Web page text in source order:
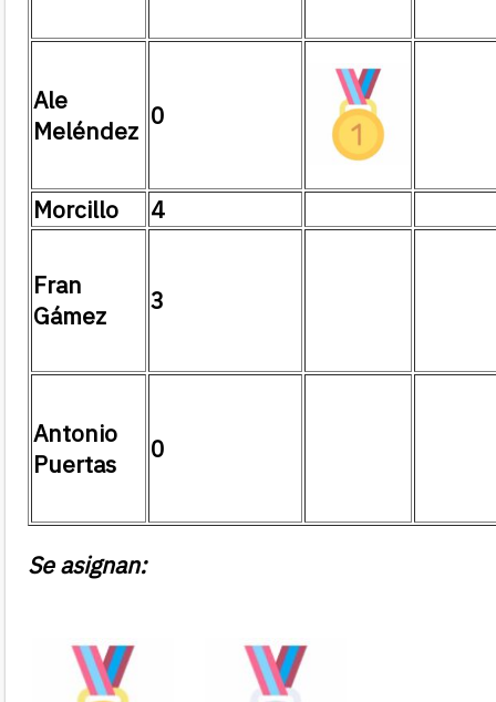
Ale
Meléndez 0
Morcillo 4
Fran
Gámez
3
Antonio
Puertas
0
Se asignan: